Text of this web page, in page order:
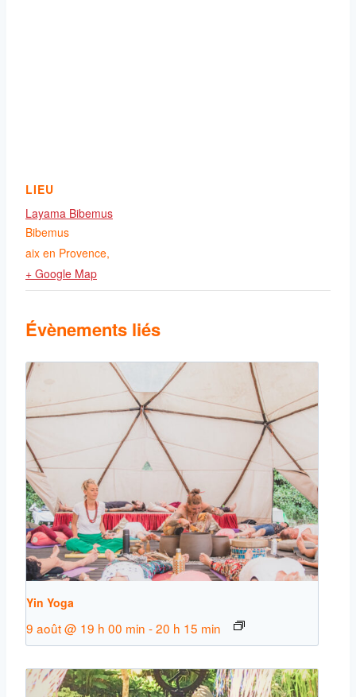
LIEU
Layama Bibemus
Bibemus
aix en Provence,
+ Google Map
Évènements liés
Yin Yoga
9 août @ 19 h 00 min -20 h 15 min